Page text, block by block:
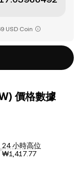
USD Coin
價格數據
24 小時高位
₩1,417.77